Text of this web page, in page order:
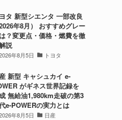
タ 新型シエンタ 一部改良
2026年8月） おすすめグレー
？変更点・価格・燃費を徹
説
年8月5日 トヨタ
新型 キャシュカイ e-
がギネス世界記録を
無給油1,980km走破の第3
e-POWERの実力とは
年8月5日 日産